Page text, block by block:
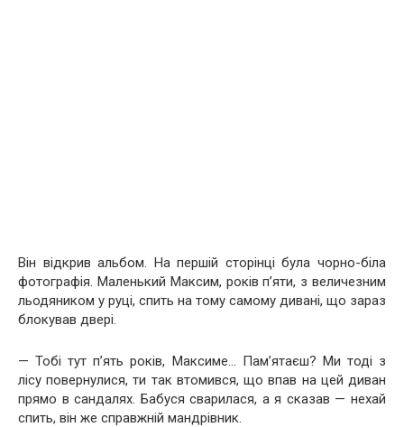
Він відкрив альбом. На першій сторінці була чорно-біла
фотографія. Маленький Максим, років п’яти, з величезним
льодяником у руці, спить на тому самому дивані, що зараз
блокував двері.
— Тобі тут п’ять років, Максиме… Пам’ятаєш? Ми тоді з
лісу повернулися, ти так втомився, що впав на цей диван
прямо в сандалях. Бабуся сварилася, а я сказав — нехай
спить, він же справжній мандрівник.